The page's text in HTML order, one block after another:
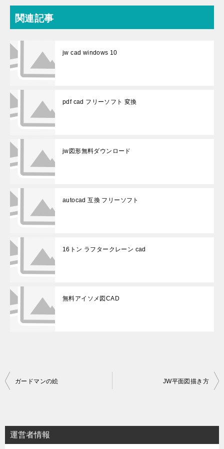
関連記事
jw cad windows 10
pdf cad フリーソフト 変換
jw図形無料ダウンロード
autocad 互換 フリーソフト
16トン ラフタークレーン cad
無料アイソメ図CAD
投
ビ
ゲ
ガードマンの絵 JW平面図描き方
運営者情報